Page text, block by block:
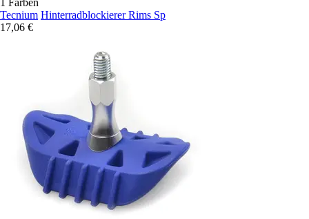
Tecnium Hinterradblockierer Rims Sp
17,06 €